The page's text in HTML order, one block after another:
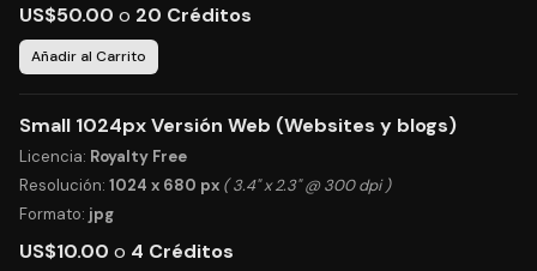
US$50.00 o 20 Créditos
Añadir al Carrito
Small 1024px Versión Web (Websites y blogs)
Licencia: Royalty Free
Resolución: 1024 x 680 px ( 3.4" x 2.3" @ 300 dpi )
Formato: jpg
US$10.00 o 4 Créditos